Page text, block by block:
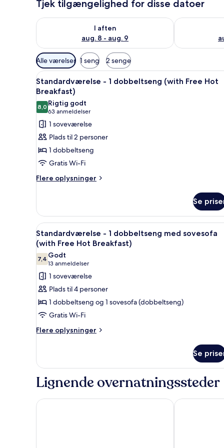
Tjek tilgængelighed for disse datoer
I aften
aug. 8 - aug. 9
Tjek tilgængelighed for i aften aug. 8 - aug. 9
Tjek
Tilgængelige
filtre
for
værelser
Alle værelser 1 seng 2 senge
Indlæs
alle
billeder
af
Standardværelse
-
1
dobbeltseng
(with
Free
Et hotelværelse med en stor
5
Standardværelse - 1 dobbeltseng (with Free Hot
Breakfast)
8,08,0 ud af 10
Rigtig godt
63 anmeldelser
(63
anmeldelser)
1 soveværelse
Plads til 2 personer
1 dobbeltseng
Gratis Wi-Fi
Flere oplysninger
Flere
-
dobbeltseng
(with
Free
Hot
Breakfast)
Se
Indlæs
alle
billeder
af
Standardværelse
-
1
dobbeltseng
med
sovesofa
Hot
Breakfast)
Et hotelværelse med to
6
Standardværelse - 1 dobbeltseng med sovesofa
(with Free Hot Breakfast)
7,47,4 ud af 10
Godt
13 anmeldelser
(13
anmeldelser)
1 soveværelse
Plads til 4 personer
1 dobbeltseng og 1 sovesofa (dobbeltseng)
Gratis Wi-Fi
Flere oplysninger
Flere
-
dobbeltseng
sovesofa
Se
Lignende overnatningssteder
Pelican London Hotel and Residence Axiom Park